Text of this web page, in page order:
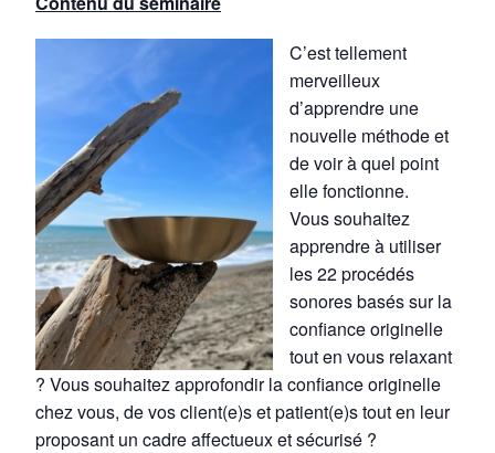
C’est tellement
merveilleux
d’apprendre une
nouvelle méthode et
de voir à quel point
elle fonctionne.
Vous souhaitez
apprendre à utiliser
les 22 procédés
sonores basés sur la
confiance originelle
tout en vous relaxant
? Vous souhaitez approfondir la confiance originelle
chez vous, de vos client(e)s et patient(e)s tout en leur
proposant un cadre affectueux et sécurisé ?